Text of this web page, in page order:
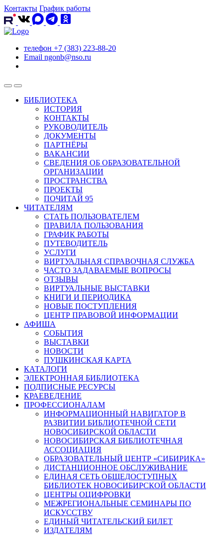
Контакты График работы
телефон +7 (383) 223-88-20
Email ngonb@nso.ru
БИБЛИОТЕКА
ИСТОРИЯ
КОНТАКТЫ
РУКОВОДИТЕЛЬ
ДОКУМЕНТЫ
ПАРТНЁРЫ
ВАКАНСИИ
СВЕДЕНИЯ ОБ ОБРАЗОВАТЕЛЬНОЙ
ОРГАНИЗАЦИИ
ПРОСТРАНСТВА
ПРОЕКТЫ
ПОЧИТАЙ 95
ЧИТАТЕЛЯМ
СТАТЬ ПОЛЬЗОВАТЕЛЕМ
ПРАВИЛА ПОЛЬЗОВАНИЯ
ГРАФИК РАБОТЫ
ПУТЕВОДИТЕЛЬ
УСЛУГИ
ВИРТУАЛЬНАЯ СПРАВОЧНАЯ СЛУЖБА
ЧАСТО ЗАДАВАЕМЫЕ ВОПРОСЫ
ОТЗЫВЫ
ВИРТУАЛЬНЫЕ ВЫСТАВКИ
КНИГИ И ПЕРИОДИКА
НОВЫЕ ПОСТУПЛЕНИЯ
ЦЕНТР ПРАВОВОЙ ИНФОРМАЦИИ
АФИША
СОБЫТИЯ
ВЫСТАВКИ
НОВОСТИ
ПУШКИНСКАЯ КАРТА
КАТАЛОГИ
ЭЛЕКТРОННАЯ БИБЛИОТЕКА
ПОДПИСНЫЕ РЕСУРСЫ
КРАЕВЕДЕНИЕ
ПРОФЕССИОНАЛАМ
ИНФОРМАЦИОННЫЙ НАВИГАТОР В
РАЗВИТИИ БИБЛИОТЕЧНОЙ СЕТИ
НОВОСИБИРСКОЙ ОБЛАСТИ
НОВОСИБИРСКАЯ БИБЛИОТЕЧНАЯ
АССОЦИАЦИЯ
ОБРАЗОВАТЕЛЬНЫЙ ЦЕНТР «СИБИРИКА»
ДИСТАНЦИОННОЕ ОБСЛУЖИВАНИЕ
ЕДИНАЯ СЕТЬ ОБЩЕДОСТУПНЫХ
БИБЛИОТЕК НОВОСИБИРСКОЙ ОБЛАСТИ
ЦЕНТРЫ ОЦИФРОВКИ
МЕЖРЕГИОНАЛЬНЫЕ СЕМИНАРЫ ПО
ИСКУССТВУ
ЕДИНЫЙ ЧИТАТЕЛЬСКИЙ БИЛЕТ
ИЗДАТЕЛЯМ